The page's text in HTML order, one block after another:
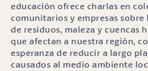
educación ofrece charlas en
comunitarios y empresas sobre
de residuos, maleza y cuencas
que afectan a nuestra región,
esperanza de reducir a largo
causados al medio ambiente